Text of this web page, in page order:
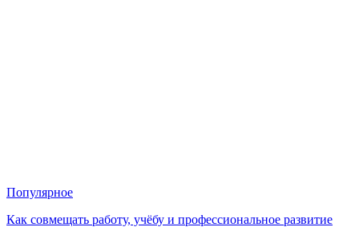
Популярное
Как совмещать работу, учёбу и профессиональное развитие